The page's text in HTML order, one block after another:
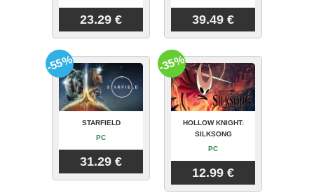
23.29 € 39.49 €
STARFIELD
PC
31.29 €
-55%
HOLLOW KNIGHT:
SILKSONG
PC
12.99 €
-35%